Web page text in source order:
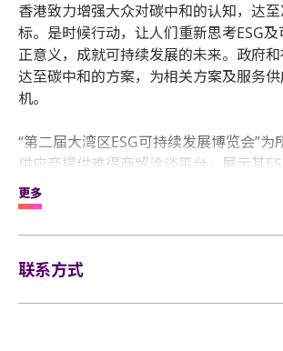
香港致力增强大众对碳中和的认知，达
标。是时候行动，让人们重新思考ESG
正意义，成就可持续发展的未来。政府
达至碳中和的方案，为相关方案及服务
机。
“第二届大湾区ESG可持续发展博览会”为
供应商提供难得商贸洽谈平台，展示其
发展产品及方案，共同为更美好将来而努
教育下一代共同为未来付出的重要性，为
更多
联系方式